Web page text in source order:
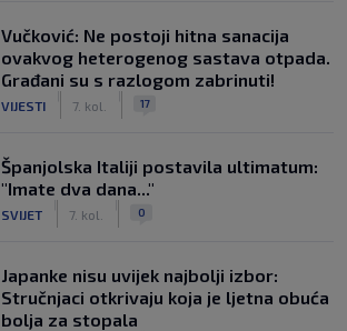
Vučković: Ne postoji hitna sanacija
ovakvog heterogenog sastava otpada.
Građani su s razlogom zabrinuti!
VIJESTI 7. kol. 17
Španjolska Italiji postavila ultimatum:
"Imate dva dana..."
SVIJET 7. kol. 0
Japanke nisu uvijek najbolji izbor:
Stručnjaci otkrivaju koja je ljetna obuća
bolja za stopala